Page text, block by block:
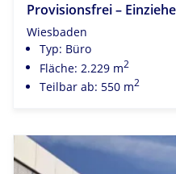
Provisionsfrei –
Wiesbaden
Typ: Büro
Fläche: 2.229 m2
Teilbar ab: 550 m2